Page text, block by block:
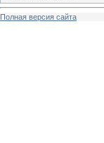
Полная версия сайта